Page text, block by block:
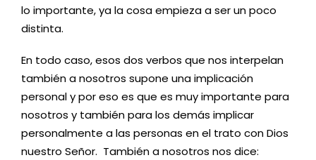
lo importante, ya la cosa empieza a ser un poco
distinta.
En todo caso, esos dos verbos que nos interpelan
también a nosotros supone una implicación
personal y por eso es que es muy importante para
nosotros y también para los demás implicar
personalmente a las personas en el trato con Dios
nuestro Señor. También a nosotros nos dice: